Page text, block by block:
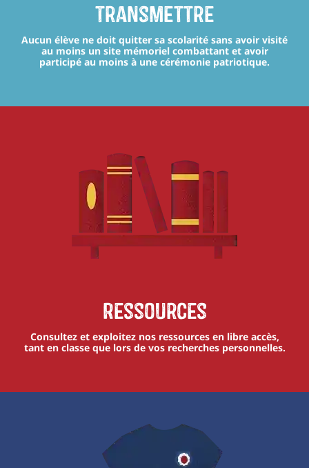
transmettre
Aucun élève ne doit quitter sa scolarité sans avoir visité
au moins un site mémoriel combattant et avoir
participé au moins à une cérémonie patriotique.
Ressources
Consultez et exploitez nos ressources en libre accès,
tant en classe que lors de vos recherches personnelles.